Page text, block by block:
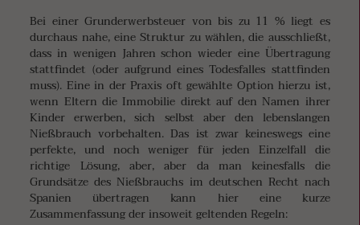
Bei einer Grunderwerbsteuer von bis zu 11 % liegt es
durchaus nahe, eine Struktur zu wählen, die ausschließt,
dass in wenigen Jahren schon wieder eine Übertragung
stattfindet (oder aufgrund eines Todesfalles stattfinden
muss). Eine in der Praxis oft gewählte Option hierzu ist,
wenn Eltern die Immobilie direkt auf den Namen ihrer
Kinder erwerben, sich selbst aber den lebenslangen
Nießbrauch vorbehalten. Das ist zwar keineswegs eine
perfekte, und noch weniger für jeden Einzelfall die
richtige Lösung, aber, aber da man keinesfalls die
Grundsätze des Nießbrauchs im deutschen Recht nach
Spanien übertragen kann hier eine kurze
Zusammenfassung der insoweit geltenden Regeln: